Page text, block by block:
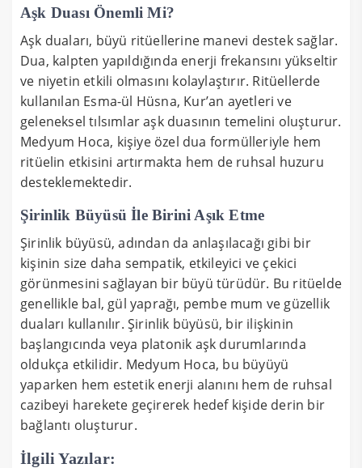
Aşk Duası Önemli Mi?
Aşk duaları, büyü ritüellerine manevi destek sağlar.
Dua, kalpten yapıldığında enerji frekansını yükseltir
ve niyetin etkili olmasını kolaylaştırır. Ritüellerde
kullanılan Esma-ül Hüsna, Kur’an ayetleri ve
geleneksel tılsımlar aşk duasının temelini oluşturur.
Medyum Hoca, kişiye özel dua formülleriyle hem
ritüelin etkisini artırmakta hem de ruhsal huzuru
desteklemektedir.
Şirinlik Büyüsü İle Birini Aşık Etme
Şirinlik büyüsü, adından da anlaşılacağı gibi bir
kişinin size daha sempatik, etkileyici ve çekici
görünmesini sağlayan bir büyü türüdür. Bu ritüelde
genellikle bal, gül yaprağı, pembe mum ve güzellik
duaları kullanılır. Şirinlik büyüsü, bir ilişkinin
başlangıcında veya platonik aşk durumlarında
oldukça etkilidir. Medyum Hoca, bu büyüyü
yaparken hem estetik enerji alanını hem de ruhsal
cazibeyi harekete geçirerek hedef kişide derin bir
bağlantı oluşturur.
İlgili Yazılar: